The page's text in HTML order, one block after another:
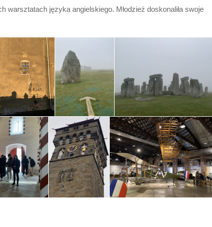
języka angielskiego. Młodzież doskonaliła swoje